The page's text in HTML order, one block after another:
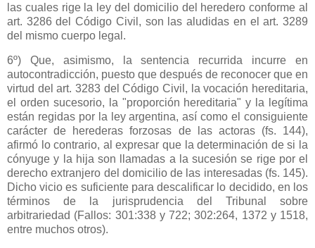
las cuales rige la ley del domicilio del heredero conforme al
art. 3286 del Código Civil, son las aludidas en el art. 3289
del mismo cuerpo legal.
6º) Que, asimismo, la sentencia recurrida incurre en
autocontradicción, puesto que después de reconocer que en
virtud del art. 3283 del Código Civil, la vocación hereditaria,
el orden sucesorio, la "proporción hereditaria" y la legítima
están regidas por la ley argentina, así como el consiguiente
carácter de herederas forzosas de las actoras (fs. 144),
afirmó lo contrario, al expresar que la determinación de si la
cónyuge y la hija son llamadas a la sucesión se rige por el
derecho extranjero del domicilio de las interesadas (fs. 145).
Dicho vicio es suficiente para descalificar lo decidido, en los
términos de la jurisprudencia del Tribunal sobre
arbitrariedad (Fallos: 301:338 y 722; 302:264, 1372 y 1518,
entre muchos otros).